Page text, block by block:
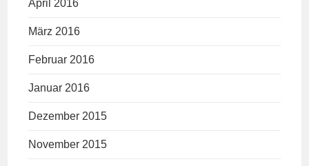
April 2016
März 2016
Februar 2016
Januar 2016
Dezember 2015
November 2015